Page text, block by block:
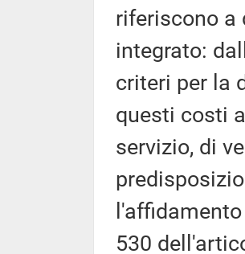
riferiscono a
integrato:
criteri per la
questi costi
servizio, di
530